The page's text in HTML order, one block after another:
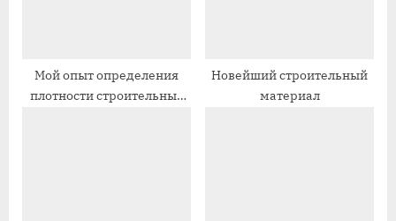
п
и
п
и
Мой опыт определения
плотности строительных
Новейший строительный
материал